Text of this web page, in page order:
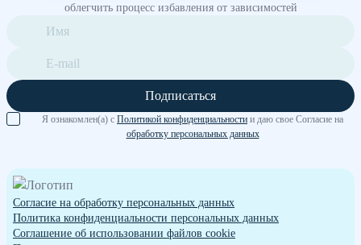
облегчить процесс избавления от зависимостей
Подписаться
Я ознакомлен(а) с Политикой конфиденциальности и даю свое Согласие на
обработку персональных данных
Согласие на обработку персональных данных
Политика конфиденциальности персональных данных
Cоглашение об использовании файлов cookie